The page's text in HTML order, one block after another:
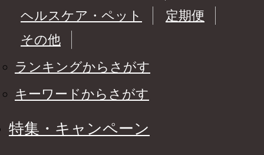
ヘルスケア・ペット
定期便
その他
ランキングからさがす
キーワードからさがす
特集・キャンペーン